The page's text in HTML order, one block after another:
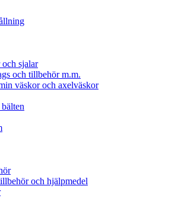
sjalar
och tillbehör m.m.
väskor och axelväskor
och hjälpmedel